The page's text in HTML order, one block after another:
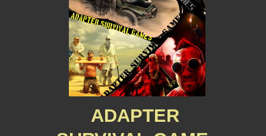
ADAPTER